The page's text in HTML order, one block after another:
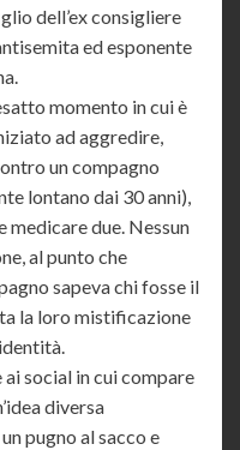
dell’ex consigliere
ed esponente
momento in cui è
ad aggredire,
un compagno
lontano dai 30 anni),
medicare due. Nessun
al punto che
sapeva chi fosse il
la loro mistificazione
social in cui compare
diversa
pugno al sacco e